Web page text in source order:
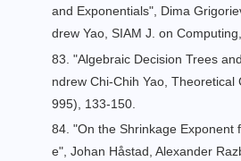
and Exponentials", Dima
drew Yao, SIAM J. on
83. "Algebraic Decision Trees
ndrew Chi-Chih Yao, Theoretical
995), 133-150.
84. "On the Shrinkage Exponent
e", Johan Håstad, Alexander